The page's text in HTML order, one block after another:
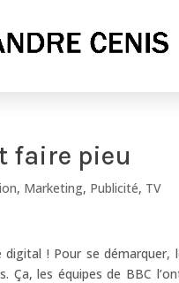
faire pieu
, Marketing, Publicité, TV
! Pour se démarquer,
Ça, les équipes de BBC